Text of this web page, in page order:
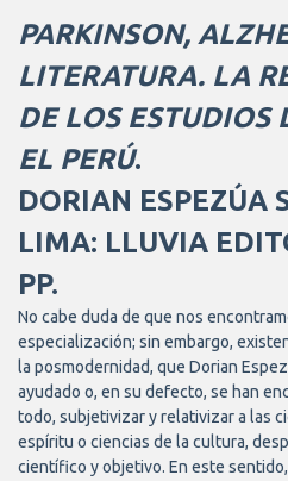
PARKINSON,
LITERATURA. LA
DE LOS ESTUDIOS
EL PERÚ.
DORIAN ESPEZÚA
LIMA: LLUVIA
PP.
No cabe duda de que nos
especialización; sin embargo,
la posmodernidad, que Dorian
ayudado o, en su defecto, se han
todo, subjetivizar y relativizar a las
espíritu o ciencias de la cultura,
científico y objetivo. En este